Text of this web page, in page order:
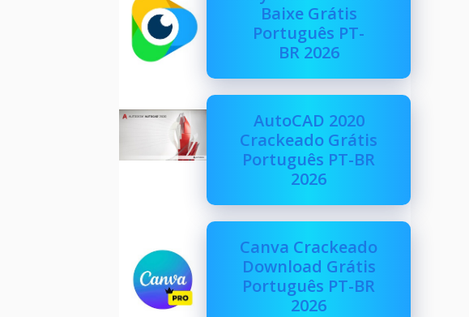
Baixe Grátis
Português PT-
BR 2026
AutoCAD 2020
Crackeado Grátis
Português PT-BR
2026
Canva Crackeado
Download Grátis
Português PT-BR
2026